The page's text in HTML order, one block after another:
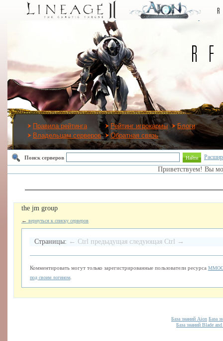
Правила рейтинга Рейтинг игрокармы
Блоги
Владельцам серверов
Обратная связь
Поиск серверов Найти
Приветствуем! Вы
the jm group
← вернуться к списку серверов
Страницы: ← Ctrl предыдущая следующая Ctrl →
Комментировать могут только зарегистрированные пользователи ресурса
под своим логином
База знаний Aion База
База знаний Blade